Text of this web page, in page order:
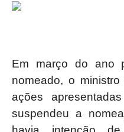
Em março do ano
nomeado, o
ações
suspendeu a